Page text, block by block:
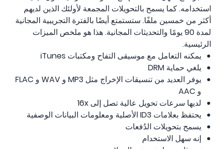
استخدامه. كما يسمح بالتحويلات المجمعة لأولئك الذين لديهم
أكثر من خمسين ملفًا. ستستمتع أيضًا بالفترة التجريبية المجانية
لمدة 90 يومًا والتحديثات المجانية. هذا هو ملخص الميزات
الرئيسية.
يمكنه التعامل مع موسيقى التفاح ومكتبات iTunes
يلغي حماية DRM
يوفر العديد من تنسيقات الإخراج مثل MP3 و WAV و FLAC
و AAC
لديها سرعات تحويل عالية تصل إلى 16x
يحتفظ بعلامات ID3 الأصلية ومعلومات البيانات الوصفية
يسمح بتحويلات الدُفعات
إنه سهل الاستخدام